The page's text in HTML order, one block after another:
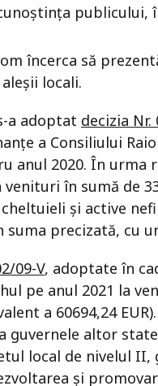
publicului,
încerca să
locali.
a adoptat decizia Nr.
a Consiliului
anul 2020. În
în sumă de
și active
suma precizată, cu
09-V, adoptate în
pe anul 2021 la
a 60694,24
guvernele altor
local de nivelul
și